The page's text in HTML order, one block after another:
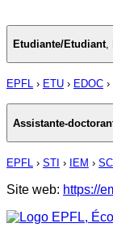
Etudiante/Etudiant
EPFL › ETU › EDOC ›
Assistante-
EPFL › STI › IEM ›
Site web: https://